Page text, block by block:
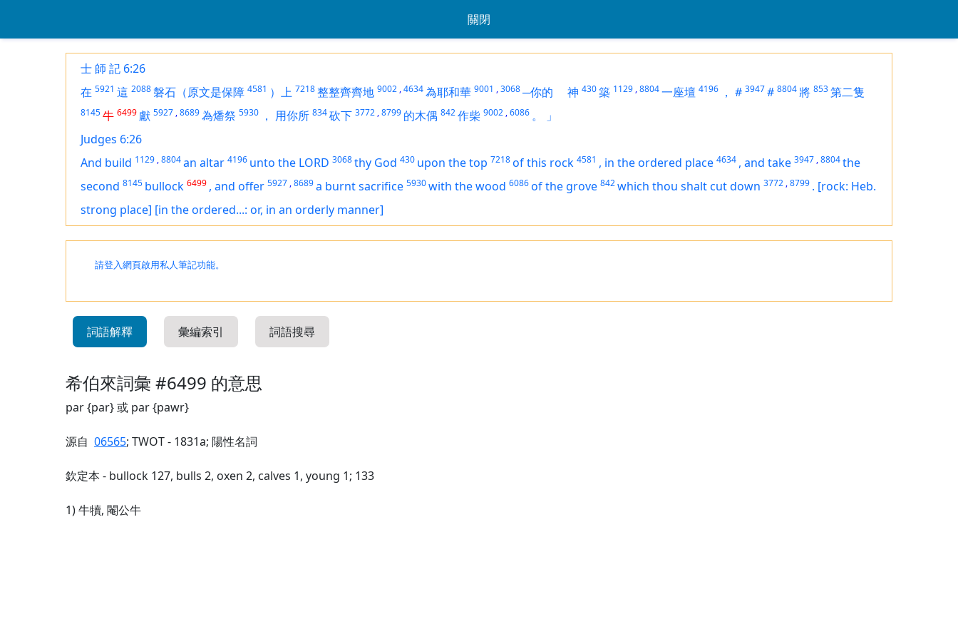
關閉
士 師 記 6:26
在 5921 這 2088磐石（原文是保障 4581 ）上 7218整整齊齊地 9002 ,4634為耶和華 9001 ,3068─你的 神 430築 1129 ,8804一座壇 4196 ， # 3947# 8804 將 853第二隻
8145牛 6499 獻 5927 ,8689為燔祭 5930 ， 用你所 834砍下 3772 ,8799 的木偶 842作柴 9002 ,6086 。
」
Judges 6:26
And build 1129 ,8804an altar 4196 unto the LORD 3068thy God 430 upon the top 7218of this rock 4581 , in the ordered place 4634 , and take 3947 ,8804the
second 8145 bullock 6499 , and offer 5927 ,8689a burnt sacrifice 5930with the wood 6086of the grove 842which thou shalt cut down 3772 ,8799 . [rock: Heb.
strong place] [in the ordered...: or, in an orderly manner]
請登入網頁啟用私人筆記功能。
詞語解釋 彙編索引 詞語搜尋
希伯來詞彙 #6499 的意思
par {par} 或 par {pawr}
源自 06565; TWOT - 1831a; 陽性名詞
欽定本 - bullock 127, bulls 2, oxen 2, calves 1, young 1; 133
1) 牛犢, 閹公牛